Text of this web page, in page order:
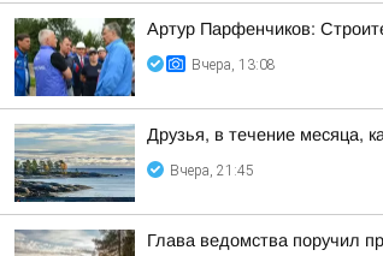
Артур Парфенчиков:
Вчера, 13:08
Друзья, в течение месяца,
Вчера, 21:45
Глава ведомства поручил